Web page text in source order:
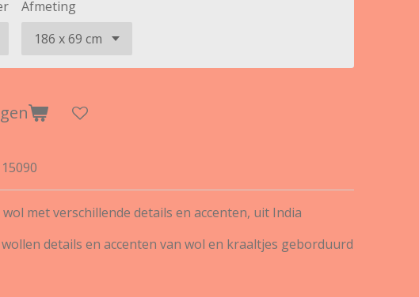
Afmeting
15090
met verschillende details en accenten, uit India
details en accenten van wol en kraaltjes geborduurd